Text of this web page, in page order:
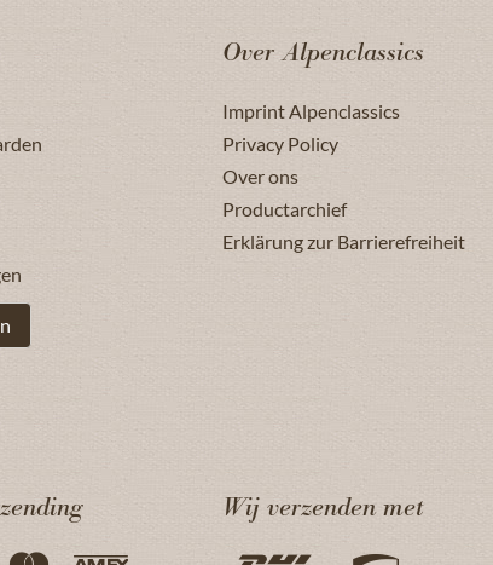
Over Alpenclassics
Imprint Alpenclassics
Privacy Policy
Over ons
Productarchief
Erklärung zur Barrierefreiheit
Wij verzenden met